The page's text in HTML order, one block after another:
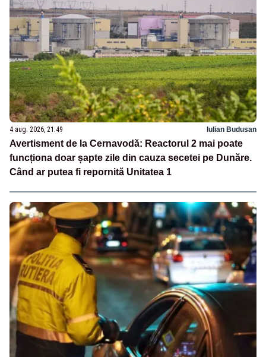
4 aug. 2026, 21:49 Iulian Budusan
Avertisment de la Cernavodă: Reactorul 2 mai poate
funcționa doar șapte zile din cauza secetei pe Dunăre.
Când ar putea fi repornită Unitatea 1